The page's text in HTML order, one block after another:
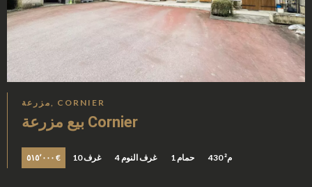
مزرعة, CORNIER
بيع مزرعة Cornier
٥١٥٬٠٠٠ € 10 غرف 4 غرف النوم 1 حمام 430 م²